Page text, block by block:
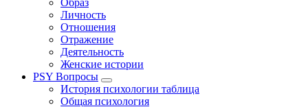
Образ
Личность
Отношения
Отражение
Деятельность
Женские истории
PSY Вопросы
История психологии таблица
Общая психология